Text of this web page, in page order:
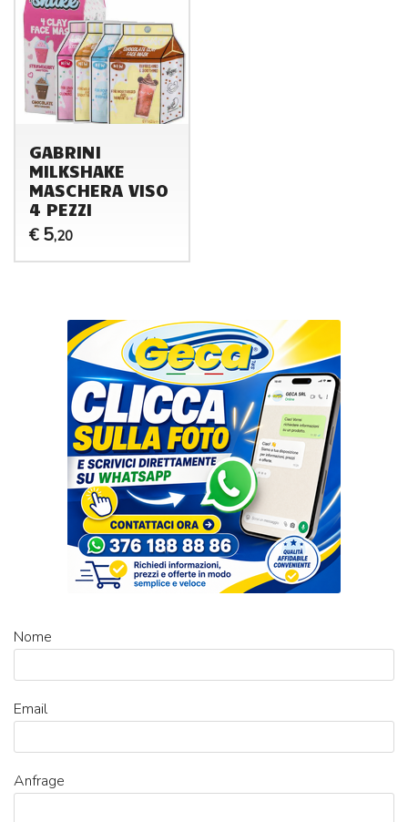
GABRINI
MILKSHAKE
MASCHERA VISO
4 PEZZI
€ 5,20
Nome
Email
Anfrage